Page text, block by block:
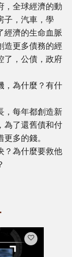
，全球經濟的動
子，汽車，學
經濟的生命血脈
造更多債務的經
了，公債，政府
，為什麼？有什
，每年都創造新
為了還舊債和付
多的錢。
？為什麼要救他